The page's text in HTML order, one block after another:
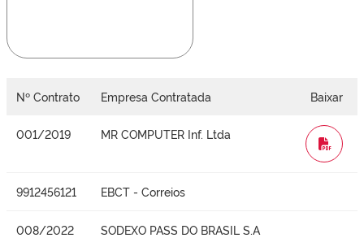
Nº Contrato Empresa Contratada Baixar
001/2019 MR COMPUTER Inf. Ltda
WORD
9912456121 EBCT - Correios
008/2022 SODEXO PASS DO BRASIL S.A